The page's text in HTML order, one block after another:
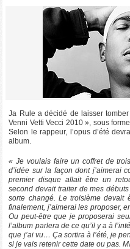
Ja Rule a décidé de laisser
Venni Vetti Vecci 2010 », sous
Selon le rappeur, l’opus d’été
album.
« Je voulais faire un coffret de
d’idée sur la façon dont j’aimerai
premier disque allait être un
second devait traiter de mes
sorte changé. Le troisième devait
finalement, j’aimerai les proposer,
Ou peut-être que je proposerai
l’album parlera de ce qu’il y a à
que j’ai vu… Ça sortira à l’été, je
si je vais retenir cette date ou pas.